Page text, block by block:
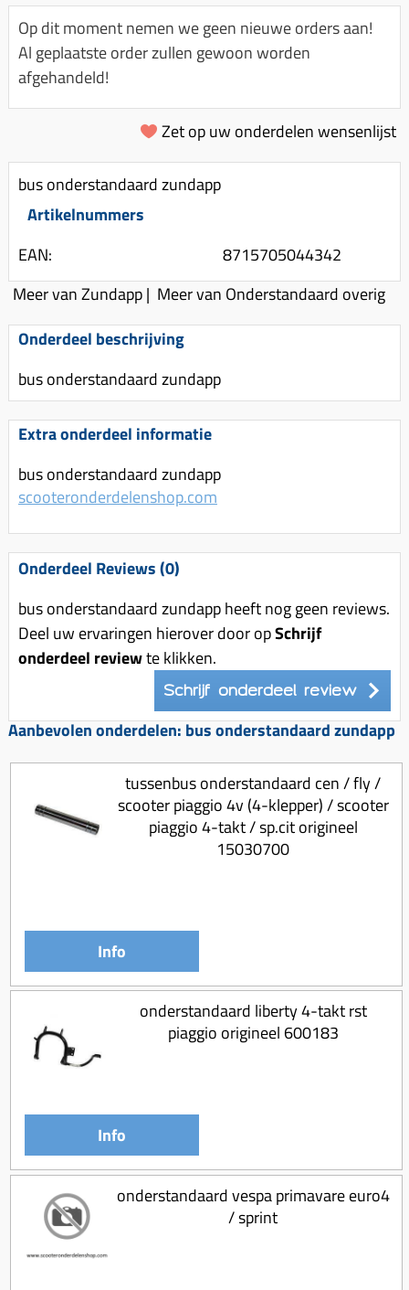
Spanningsregelaar
Toerenbegrenzer
Remlichtschakelaar
Luchtfilter (delen)
Luchtfilter deksel
Motor blokken
Membraan (delen)
Pakking (sets)
Vlotterbak pakking
Powerfilter
Schakel (delen)
Spruitstuk (delen)
Uitlaten compleet
Uitlaat bocht
Radiateur (delen)
Waterpomp (delen)
Variorolsets
Pulley
Variateur (delen)
Variokit
Zuigers
Origineel zuigers
Tomos opvoeren (kits)
Koppeling compleet
Koeling (delen)
Overbrenging
Km teller kabel
Kickstart deksel
Kickstart ronsel
Schokbrekers
Spiegels
Stuur (delen)
Remblokken
Rem (delen)
Remhevels
Remsegmenten
Remschijven
Voorvork
Zadel
Standaard
Kinderzitje (scooter)
Olie-onderhoudsmiddelen
Oppakbeugel
Scooterhoezen
Stickers
Stuurslot
Regenkleding
Vespa accessoires
Voordragers
Accessoires overig
Gereedschap
Op dit moment nemen we geen nieuwe orders aan!
Al geplaatste order zullen gewoon worden
afgehandeld!
Zet op uw onderdelen wensenlijst
bus onderstandaard zundapp
Artikelnummers
EAN:
8715705044342
Meer van Zundapp| Meer van Onderstandaard overig
Onderdeel beschrijving
bus onderstandaard zundapp
Extra onderdeel informatie
bus onderstandaard zundapp
scooteronderdelenshop.com
Onderdeel Reviews (0)
bus onderstandaard zundapp heeft nog geen reviews.
Deel uw ervaringen hierover door opSchrijf
onderdeel reviewte klikken.
Schrijf onderdeel review
Aanbevolen onderdelen: bus onderstandaard zundapp
tussenbus onderstandaard cen / fly /
scooter piaggio 4v (4-klepper) / scooter
piaggio 4-takt / sp.cit origineel
15030700
Info
onderstandaard liberty 4-takt rst
piaggio origineel 600183
Info
onderstandaard vespa primavare euro4
/ sprint